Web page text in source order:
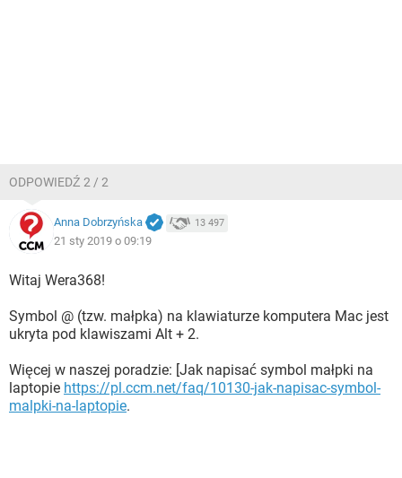
ODPOWIEDŹ 2 / 2
Anna Dobrzyńska 13 497
21 sty 2019 o 09:19
Witaj Wera368!
Symbol @ (tzw. małpka) na klawiaturze komputera Mac jest
ukryta pod klawiszami Alt + 2.
Więcej w naszej poradzie: [Jak napisać symbol małpki na
laptopie https://pl.ccm.net/faq/10130-jak-napisac-symbol-
malpki-na-laptopie.